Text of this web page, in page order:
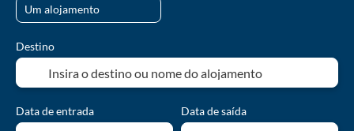
Destino
Data de entrada Data de saída